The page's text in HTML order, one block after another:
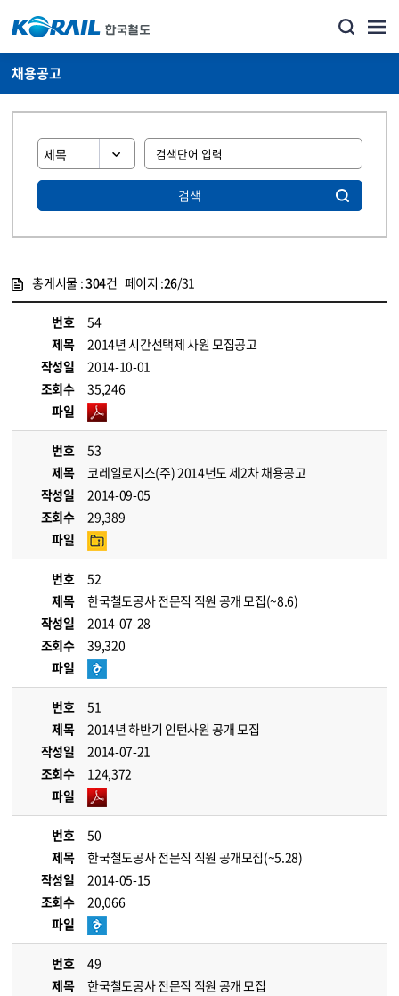
채용공고
검색
총게시물 :304건 페이지 :26/31
번호
54
제목
2014년 시간선택제 사원 모집공고
작성일
2014-10-01
조회수
35,246
파일
번호
53
제목
코레일로지스(주) 2014년도 제2차 채용공고
작성일
2014-09-05
조회수
29,389
파일
번호
52
제목
한국철도공사 전문직 직원 공개 모집(~8.6)
작성일
2014-07-28
조회수
39,320
파일
번호
51
제목
2014년 하반기 인턴사원 공개 모집
작성일
2014-07-21
조회수
124,372
파일
번호
50
제목
한국철도공사 전문직 직원 공개모집(~5.28)
작성일
2014-05-15
조회수
20,066
파일
번호
49
제목
한국철도공사 전문직 직원 공개 모집